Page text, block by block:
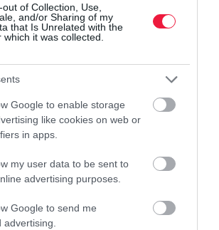
of Collection, Use,
and/or Sharing of my
that Is Unrelated with the
it was collected.
Google to enable storage
like cookies on web or
in apps.
my user data to be sent to
advertising purposes.
Google to send me